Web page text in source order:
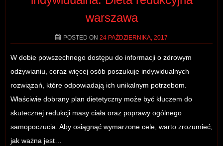
warszawa
POSTED ON 24 PAŹDZIERNIKA, 2017
W dobie powszechnego dostępu do informacji o zdrowym
odżywianiu, coraz więcej osób poszukuje indywidualnych
rozwiązań, które odpowiadają ich unikalnym potrzebom.
Właściwie dobrany plan dietetyczny może być kluczem do
skutecznej redukcji masy ciała oraz poprawy ogólnego
samopoczucia. Aby osiągnąć wymarzone cele, warto zrozumieć,
jak ważna jest…